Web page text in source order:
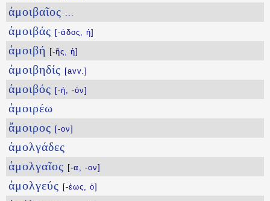
ἀμοιβαῖος ...
ἀμοιβάς [-άδος, ἡ]
ἀμοιβή [-ῆς, ἡ]
ἀμοιβηδίς [avv.]
ἀμοιβός [-ή, -όν]
ἀμοιρέω
ἄμοιρος [-ον]
ἀμολγάδες
ἀμολγαῖος [-α, -ον]
ἀμολγεύς [-έως, ὁ]